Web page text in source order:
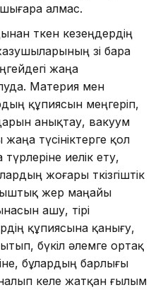
алмас.
өткен кезеңдердің
өзі бара
жаңа
Материя мен
құ­пиясын меңгеріп,
анықтау, вакуум
тү­сінік­терге қол
иелік ету,
жоғары өткізгіштік
жер маңайы
ашу, тірі
құпиясына қанығу,
бүкіл әлемге ортақ
бұлардың барлығы
келе жатқан ғылым